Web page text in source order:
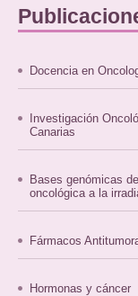
Docencia en
Investigación
Canarias
Bases genómicas
oncológica a la
Fármacos
Hormonas y cáncer